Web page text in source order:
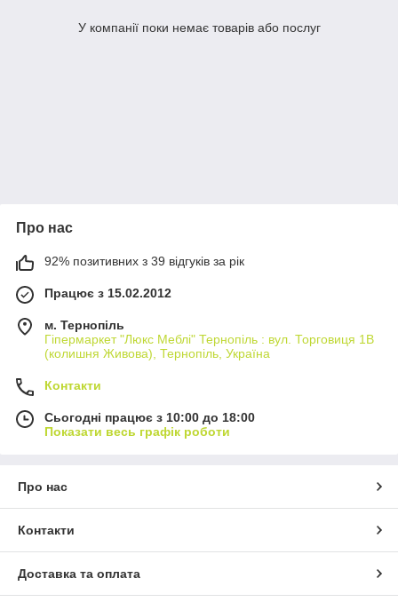
У компанії поки немає товарів або послуг
Про нас
92% позитивних з 39 відгуків за рік
Працює з 15.02.2012
м. Тернопіль
Гіпермаркет "Люкс Меблі" Тернопіль : вул. Торговиця 1В
(колишня Живова), Тернопіль, Україна
Контакти
Сьогодні працює з 10:00 до 18:00
Показати весь графік роботи
Про нас
Контакти
Доставка та оплата